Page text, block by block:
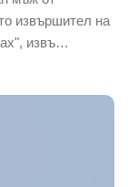
извършител на
извъ…